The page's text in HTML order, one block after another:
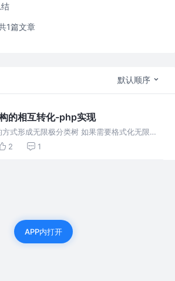
1篇文章
默认顺序
的相互转化-php实现
式形成无限极分类树 如果需要格式化无限极
level【当前层级】，path【当前节点路径】和
2 1
APP内打开